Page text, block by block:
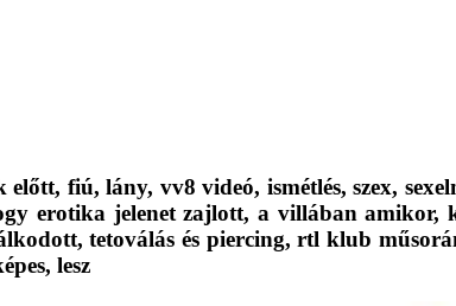
fiú, lány, vv8 videó, ismétlés, szex,
erotika jelenet zajlott, a villában amikor,
tetoválás és piercing, rtl klub
lesz